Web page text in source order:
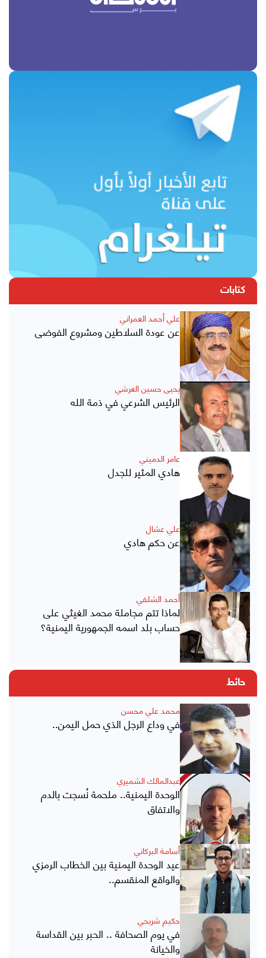
كتابات
علي أحمد العمراني
عن عودة السلاطين ومشروع الفوضى
يحيى حسين العرشي
الرئيس الشرعي في ذمة الله
عامر الدميني
هادي المثير للجدل
علي عشال
عن حكم هادي
أحمد الشلفي
لماذا تتم مجاملة محمد الغيثي على
حساب بلد اسمه الجمهورية اليمنية؟
حائط
محمد علي محسن
في وداع الرجل الذي حمل اليمن..
عبدالمالك الشميري
الوحدة اليمنية.. ملحمة نُسجت بالدم
والاتفاق
أسامة البركاني
عيد الوحدة اليمنية بين الخطاب الرمزي
والواقع المنقسم..
حكيم شريحي
في يوم الصحافة .. الحبر بين القداسة
والخيانة